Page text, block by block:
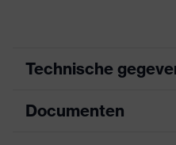
Technische
Zoek kleur (filter)
Documenten